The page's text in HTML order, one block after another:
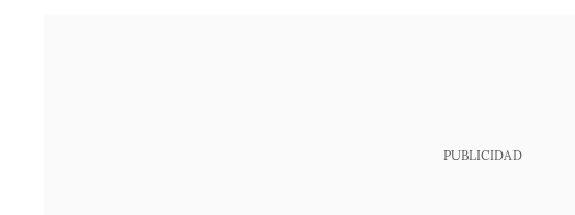
PUBLICIDAD